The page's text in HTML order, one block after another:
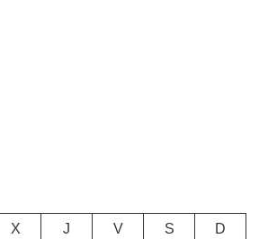
X J V S D